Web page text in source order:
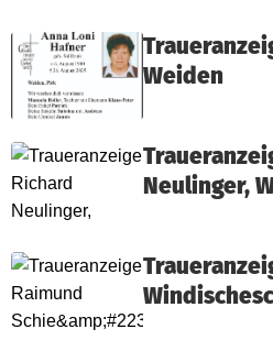
Weiden
Neulinger,